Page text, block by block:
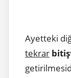
Ayetteki
tekrar